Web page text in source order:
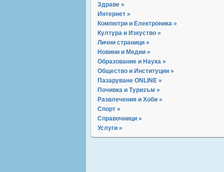
Здраве »
Интернет »
Компютри и Електроника »
Култура и Изкуство »
Лични страници »
Новини и Медии »
Образование и Наука »
Общество и Институции »
Пазаруване ONLINE »
Почивка и Туризъм »
Развлечения и Хоби »
Спорт »
Справочници »
Услуги »